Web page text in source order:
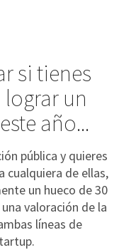
si tienes
un
año...
pública y quieres
cualquiera de ellas,
un hueco de 30
valoración de la
líneas de